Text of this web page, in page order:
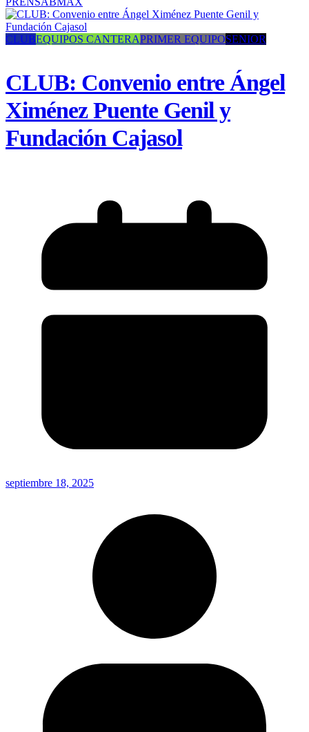
CLUBEQUIPOS CANTERAPRIMER EQUIPOSENIOR
CLUB: Convenio entre Ángel
Ximénez Puente Genil y
Fundación Cajasol
septiembre 18, 2025